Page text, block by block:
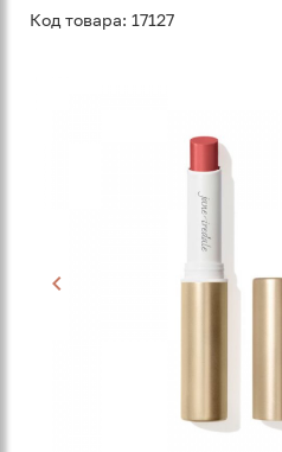
Код товара: 17127